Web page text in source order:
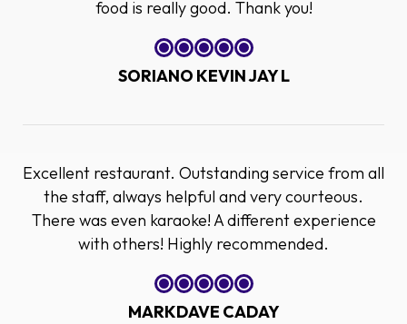
food is really good. Thank you!
SORIANO KEVIN JAY L
Excellent restaurant. Outstanding service from all
the staff, always helpful and very courteous.
There was even karaoke! A different experience
with others! Highly recommended.
MARKDAVE CADAY